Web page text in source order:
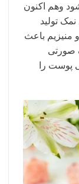
وهم اکنون
تولید
منیزیم باعث
صورتی
پوست را